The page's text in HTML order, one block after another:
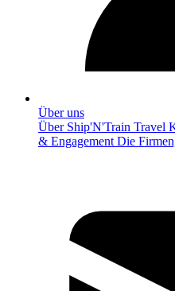
Über uns
Über Ship'N'Train Travel
& Engagement Die